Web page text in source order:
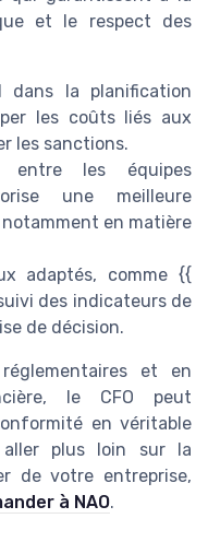
et le respect des
dans la planification
les coûts liés aux
les sanctions.
entre les équipes
une meilleure
en matière
adaptés, comme {{
des indicateurs de
de décision.
et en
le CFO peut
en véritable
plus loin sur la
de votre entreprise,
à NAO.